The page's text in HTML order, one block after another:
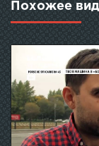
Похожее